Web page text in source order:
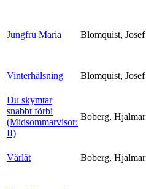
Jungfru Maria Blomquist, Josef
Vinterhälsning Blomquist, Josef
Du skymtar
snabbt förbi
(Midsommarvisor:
II)
Boberg, Hjalmar
Vårlåt Boberg, Hjalmar